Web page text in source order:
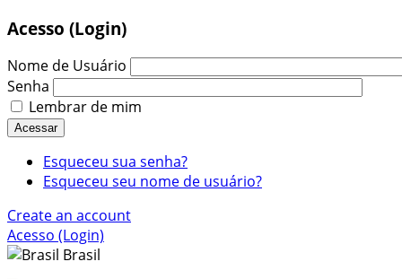
Acesso (Login)
Nome de Usuário
Senha
Lembrar de mim
Acessar
Esqueceu sua senha?
Esqueceu seu nome de usuário?
Create an account
Acesso (Login)
Brasil